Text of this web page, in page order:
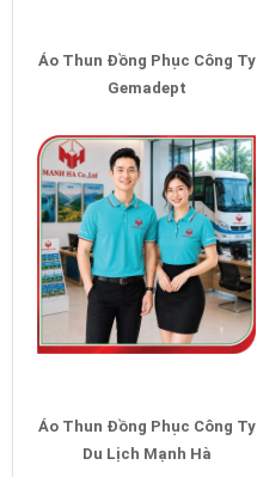
Áo Thun Đồng Phục Công Ty
Gemadept
Áo Thun Đồng Phục Công Ty
Du Lịch Mạnh Hà